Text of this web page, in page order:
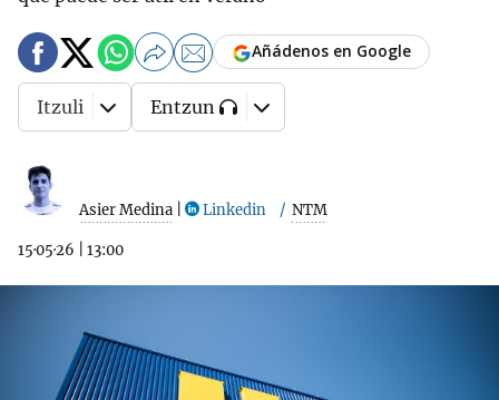
Asier Medina Linkedin NTM
15·05·26 13:00
Añádenos en Google
Itzuli Entzun